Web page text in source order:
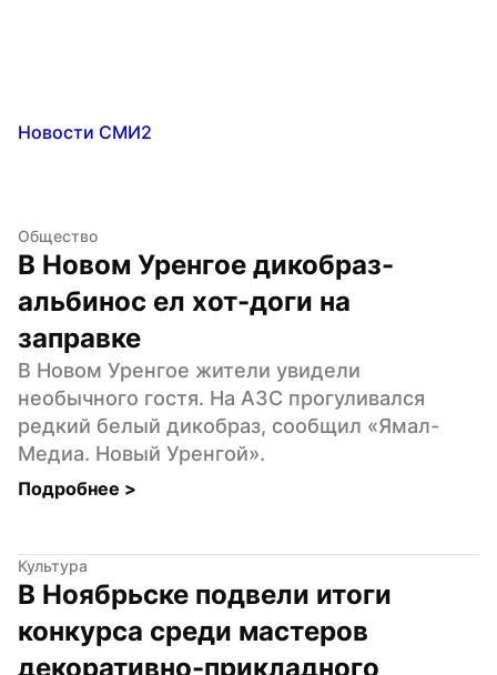
Новости СМИ2
Общество
В Новом Уренгое дикобраз-
альбинос ел хот-доги на
заправке
В Новом Уренгое жители увидели
необычного гостя. На АЗС прогуливался
редкий белый дикобраз, сообщил «Ямал-
Медиа. Новый Уренгой».
Подробнее >
Культура
В Ноябрьске подвели итоги
конкурса среди мастеров
декоративно-прикладного